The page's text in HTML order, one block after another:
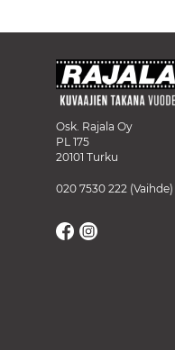
Osk. Rajala Oy
PL 175
20101 Turku
020 7530 222 (Vaihde)